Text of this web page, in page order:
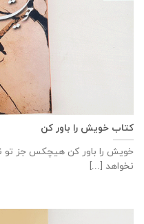
کتاب خویش را باور کن
خویش را باور کن هیچکس جز تو
نخواهد [...]